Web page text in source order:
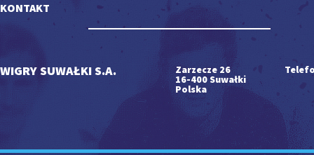
KONTAKT
WIGRY SUWAŁKI S.A. Zarzecze 26
16-400 Suwałki
Polska